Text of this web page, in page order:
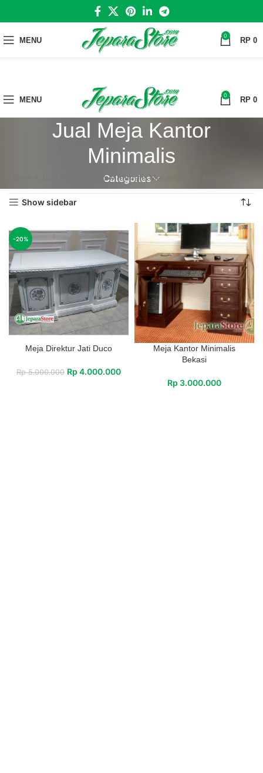
MENU 0 RP 0
MENU 0 RP 0
Jual Meja Kantor
Minimalis
Categories
Jual Meja Kantor MinimalisMenampilkan semua 2 hasil
Show sidebar
-20%
Meja Direktur Jati Duco
Rp5.000.000 Rp 4.000.000
Meja Kantor Minimalis
Bekasi
Rp 3.000.000